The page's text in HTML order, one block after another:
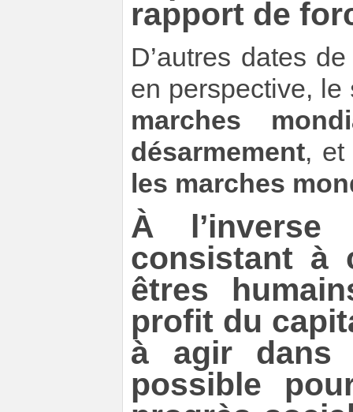
rapport de
D’autres dates
en perspective, le
marches
désarmement,
les marches
À l’inverse
consistant à
êtres
profit du
à agir dans
possible